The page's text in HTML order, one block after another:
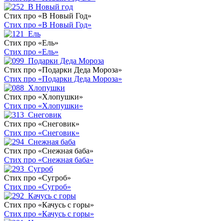
Стих про «В Новый Год»
Стих про «В Новый Год»
Стих про «Ель»
Стих про «Ель»
Стих про «Подарки Деда Мороза»
Стих про «Подарки Деда Мороза»
Стих про «Хлопушки»
Стих про «Хлопушки»
Стих про «Снеговик»
Стих про «Снеговик»
Стих про «Снежная баба»
Стих про «Снежная баба»
Стих про «Сугроб»
Стих про «Сугроб»
Стих про «Качусь с горы»
Стих про «Качусь с горы»